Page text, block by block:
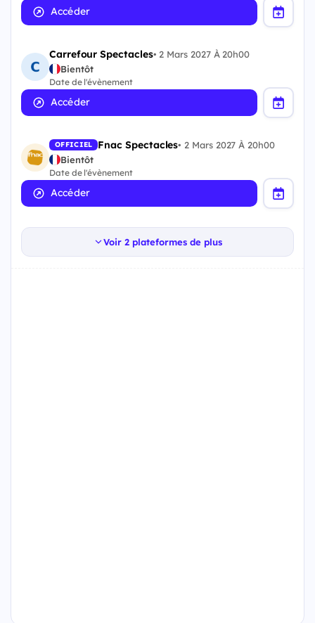
Accéder
Carrefour Spectacles• 2 Mars 2027 À 20h00
Bientôt
Date de l'évènement
Accéder
OFFICIEL Fnac Spectacles• 2 Mars 2027 À 20h00
Bientôt
Date de l'évènement
Accéder
Voir 2 plateformes de plus